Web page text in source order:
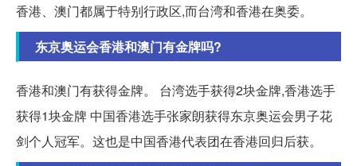
香港、澳门都属于特别行政区,而台湾和香港在奥委。
东京奥运会香港和澳门有金牌吗?
香港和澳门有获得金牌。 台湾选手获得2块金牌,香港选手
获得1块金牌 中国香港选手张家朗获得东京奥运会男子花
剑个人冠军。这也是中国香港代表团在香港回归后获。